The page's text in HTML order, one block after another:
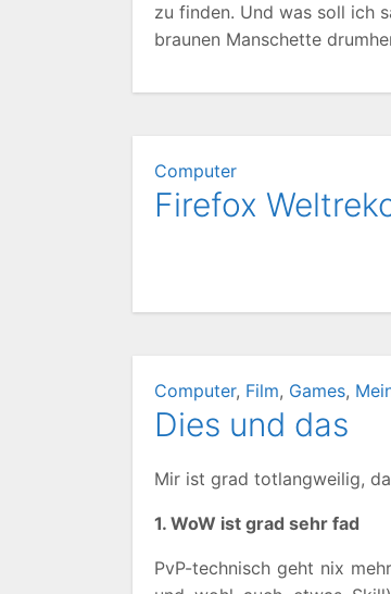
zu finden. Und was soll ich
braunen Manschette
Computer
Firefox
Computer, Film, Games,
Dies und das
Mir ist grad totlangweilig,
1. WoW ist grad sehr fad
PvP-technisch geht nix